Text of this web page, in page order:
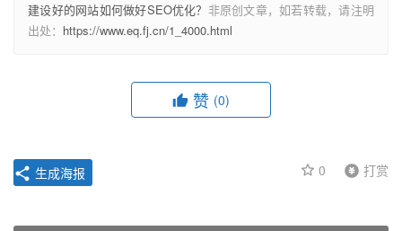
建设好的网站如何做好SEO优化？ 非原创文章，如若转载，请注明
出处： https://www.eq.fj.cn/1_4000.html
赞 (0)
0 打赏
生成海报